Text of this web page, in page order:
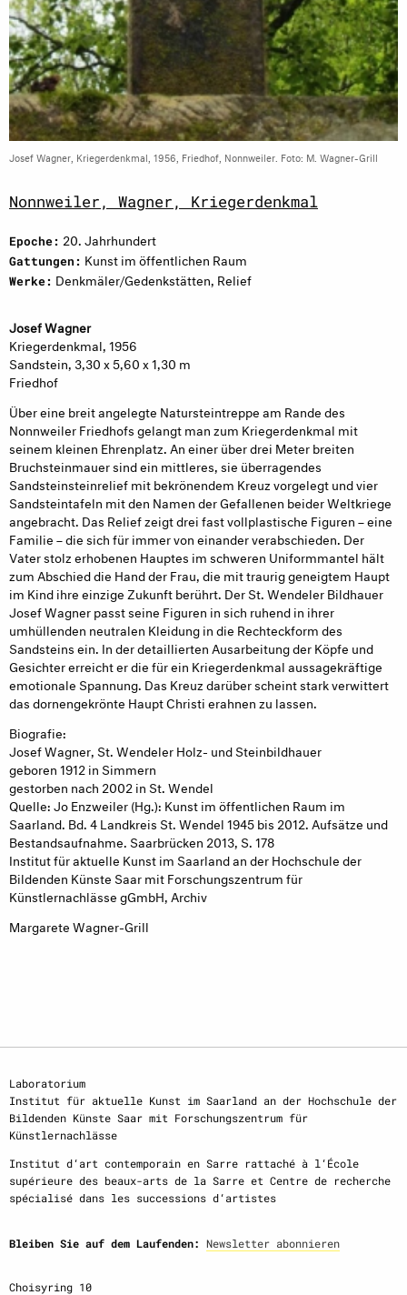
Josef Wagner, Kriegerdenkmal, 1956, Friedhof, Nonnweiler. Foto: M. Wagner-Grill
Nonnweiler, Wagner, Kriegerdenkmal
Epoche: 20. Jahrhundert
Gattungen: Kunst im öffentlichen Raum
Werke: Denkmäler/Gedenkstätten, Relief
Josef Wagner
Kriegerdenkmal, 1956
Sandstein, 3,30 x 5,60 x 1,30 m
Friedhof
Über eine breit angelegte Natursteintreppe am Rande des
Nonnweiler Friedhofs gelangt man zum Kriegerdenkmal mit
seinem kleinen Ehrenplatz. An einer über drei Meter breiten
Bruchsteinmauer sind ein mittleres, sie überragendes
Sandsteinsteinrelief mit bekrönendem Kreuz vorgelegt und vier
Sandsteintafeln mit den Namen der Gefallenen beider Weltkriege
angebracht. Das Relief zeigt drei fast vollplastische Figuren – eine
Familie – die sich für immer von einander verabschieden. Der
Vater stolz erhobenen Hauptes im schweren Uniformmantel hält
zum Abschied die Hand der Frau, die mit traurig geneigtem Haupt
im Kind ihre einzige Zukunft berührt. Der St. Wendeler Bildhauer
Josef Wagner passt seine Figuren in sich ruhend in ihrer
umhüllenden neutralen Kleidung in die Rechteckform des
Sandsteins ein. In der detaillierten Ausarbeitung der Köpfe und
Gesichter erreicht er die für ein Kriegerdenkmal aussagekräftige
emotionale Spannung. Das Kreuz darüber scheint stark verwittert
das dornengekrönte Haupt Christi erahnen zu lassen.
Biografie:
Josef Wagner, St. Wendeler Holz- und Steinbildhauer
geboren 1912 in Simmern
gestorben nach 2002 in St. Wendel
Quelle: Jo Enzweiler (Hg.): Kunst im öffentlichen Raum im
Saarland. Bd. 4 Landkreis St. Wendel 1945 bis 2012. Aufsätze und
Bestandsaufnahme. Saarbrücken 2013, S. 178
Institut für aktuelle Kunst im Saarland an der Hochschule der
Bildenden Künste Saar mit Forschungszentrum für
Künstlernachlässe gGmbH, Archiv
Margarete Wagner-Grill
Laboratorium
Institut für aktuelle Kunst im Saarland an der Hochschule der
Bildenden Künste Saar mit Forschungszentrum für
Künstlernachlässe
Institut d‘art contemporain en Sarre rattaché à l‘École
supérieure des beaux-arts de la Sarre et Centre de recherche
spécialisé dans les successions d‘artistes
Bleiben Sie auf dem Laufenden: Newsletter abonnieren
Choisyring 10